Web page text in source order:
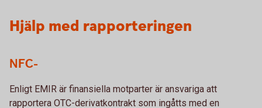
Hjälp med rapporteringen
NFC-
Enligt EMIR är finansiella motparter är ansvariga att
rapportera OTC-derivatkontrakt som ingåtts med en